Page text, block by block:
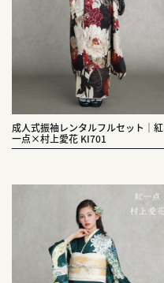
成人式振袖レンタルフルセット｜紅
一点×村上愛花 KI701